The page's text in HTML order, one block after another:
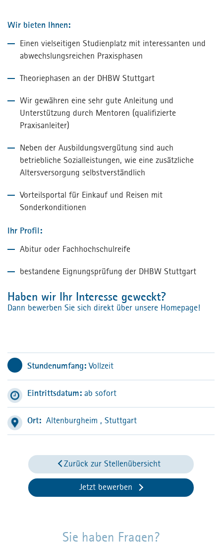
Wir bieten Ihnen:
Einen vielseitigen Studienplatz mit interessanten und
abwechslungsreichen Praxisphasen
Theoriephasen an der DHBW Stuttgart
Wir gewähren eine sehr gute Anleitung und
Unterstützung durch Mentoren (qualifizierte
Praxisanleiter)
Neben der Ausbildungsvergütung sind auch
betriebliche Sozialleistungen, wie eine zusätzliche
Altersversorgung selbstverständlich
Vorteilsportal für Einkauf und Reisen mit
Sonderkonditionen
Ihr Profil:
Abitur oder Fachhochschulreife
bestandene Eignungsprüfung der DHBW Stuttgart
Haben wir Ihr Interesse geweckt?
Dann bewerben Sie sich direkt über unsere Homepage!
Stundenumfang:Vollzeit
Eintrittsdatum: ab sofort
Ort: Altenburgheim , Stuttgart
Zurück zur Stellenübersicht
Jetzt bewerben
Sie haben Fragen?